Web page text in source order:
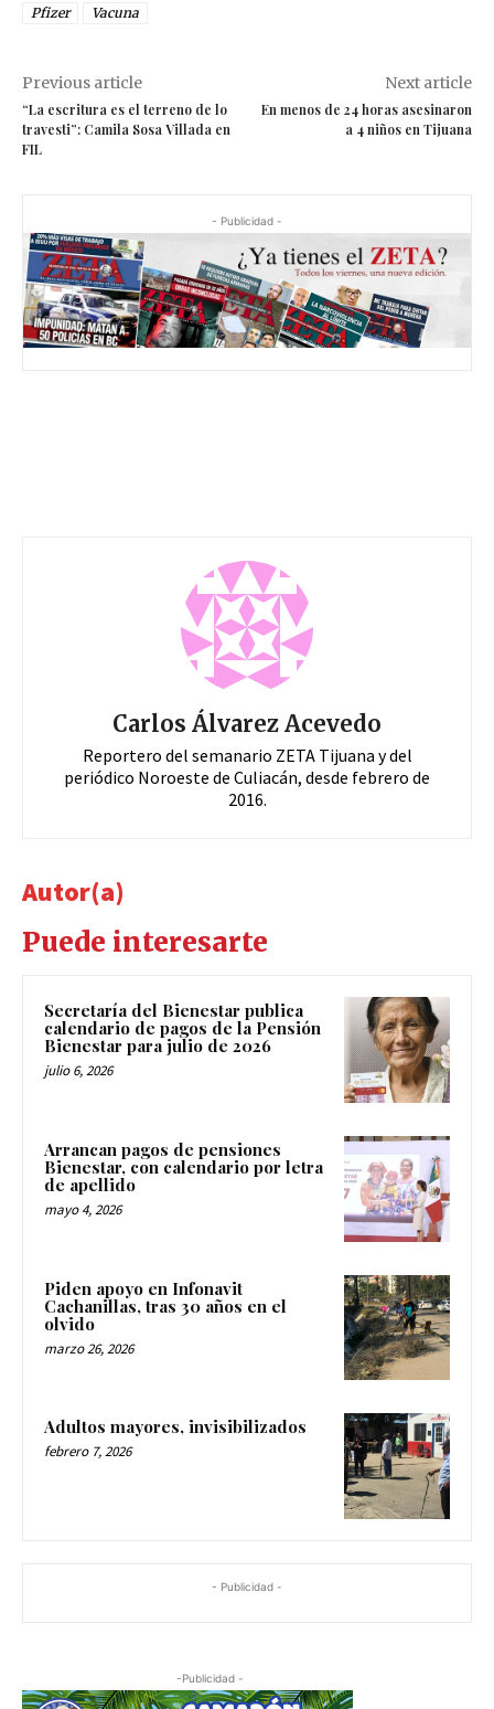
Pfizer
Vacuna
Previous article
“La escritura es el terreno de lo
travesti”: Camila Sosa Villada en
FIL
Next article
En menos de 24 horas asesinaron
a 4 niños en Tijuana
- Publicidad -
Carlos Álvarez Acevedo
Reportero del semanario ZETA Tijuana y del
periódico Noroeste de Culiacán, desde febrero de
2016.
Autor(a)
Puede interesarte
Secretaría del Bienestar publica
calendario de pagos de la Pensión
Bienestar para julio de 2026
julio 6, 2026
Arrancan pagos de pensiones
Bienestar, con calendario por letra
de apellido
mayo 4, 2026
Piden apoyo en Infonavit
Cachanillas, tras 30 años en el
olvido
marzo 26, 2026
Adultos mayores, invisibilizados
febrero 7, 2026
- Publicidad -
-Publicidad -